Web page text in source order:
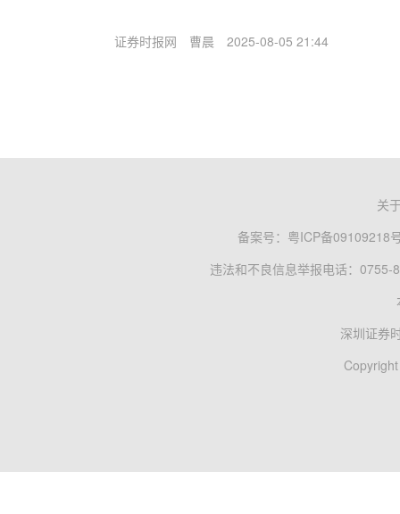
证券时报网 曹晨 2025-08-05 21:44
关
备案号： 粤ICP备09109218
违法和不良信息举报电话：0755-
深圳证券